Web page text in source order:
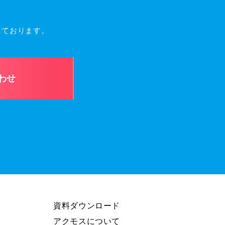
おります。
せ
資料ダウンロード
アクモスについて